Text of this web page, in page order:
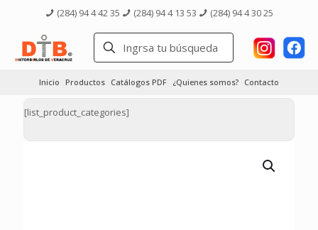
(284) 94 4 42 35 (284) 94 4 13 53 (284) 94 4 30 25
Inicio Productos Catálogos PDF ¿Quienes somos? Contacto
[list_product_categories]